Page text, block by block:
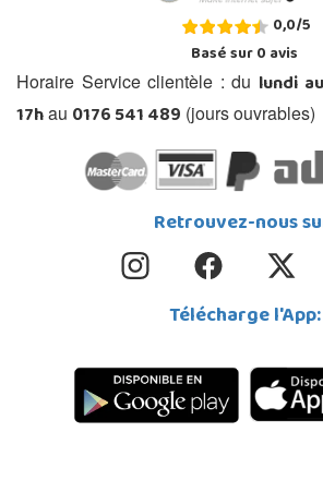
0,0/5
Basé sur0avis
Horaire Service clientèle : du lundi
17hau 0176 541 489 (jours ouvrables)
Retrouvez-nous
Télécharge l'App: